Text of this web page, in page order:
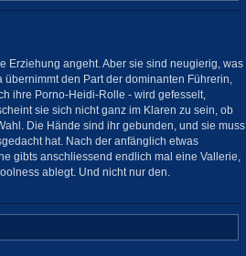
Erziehung angeht. Aber sie sind neugierig, was
den Part der dominanten Führerin,
ihre Porno-Heidi-Rolle - wird gefesselt,
sie sich nicht ganz im Klaren zu sein, ob
Die Hände sind ihr gebunden, und sie muss
hat. Nach der anfänglich etwas
gibts anschliessend endlich mal eine Vallerie,
ablegt. Und nicht nur den.